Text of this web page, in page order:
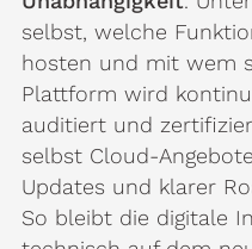
selbst, welche
hosten und mit wem
Plattform wird
auditiert und
selbst Cloud-
Updates und klarer
So bleibt die digitale